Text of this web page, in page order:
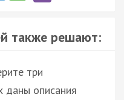
также решают:
три
даны описания